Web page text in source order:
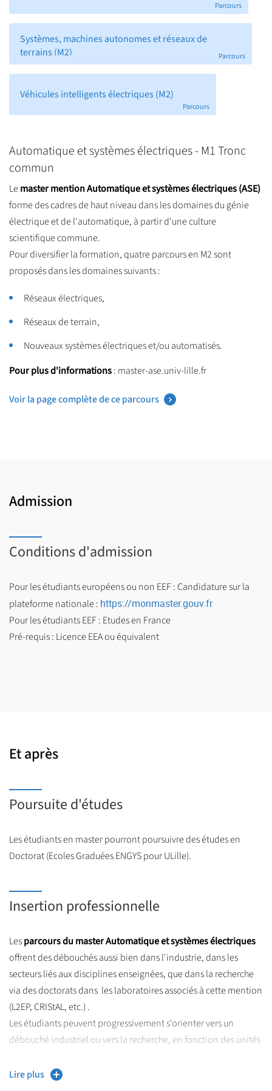
Parcours
Systèmes, machines autonomes et réseaux de
terrains (M2)
Parcours
Véhicules intelligents électriques (M2)
Parcours
Automatique et systèmes électriques - M1 Tronc
commun
Lemaster mention Automatique et systèmes électriques (ASE)
forme des cadres de haut niveau dans les domaines du génie
électrique et de l'automatique, à partir d'une culture
scientifique commune.
Pour diversifier la formation, quatre parcours en M2 sont
proposés dans les domaines suivants :
Réseaux électriques,
Réseaux de terrain,
Nouveaux systèmes électriques et/ou automatisés.
Pour plus d'informations: master-ase.univ-lille.fr
Voir la page complète de ce parcours
Admission
Conditions d'admission
Pour les étudiants européens ou non EEF : Candidature sur la
plateforme nationale : https://monmaster.gouv.fr
Pour les étudiants EEF : Etudes en France
Pré-requis : Licence EEA ou équivalent
Et après
Poursuite d'études
Les étudiants en master pourront poursuivre des études en
Doctorat (Ecoles Graduées ENGYS pour ULille).
Insertion professionnelle
Lesparcours du master Automatique et systèmes électriques
offrent des débouchés aussi bien dans l'industrie, dans les
secteurs liés aux disciplines enseignées, que dans la recherche
via des doctorats dans les laboratoires associés à cette mention
(L2EP, CRIStAL, etc.) .
Les étudiants peuvent progressivement s'orienter vers un
débouché industriel ou vers la recherche, en fonction des unités
et, surtout, du stage de fin d'études.
Lire plus